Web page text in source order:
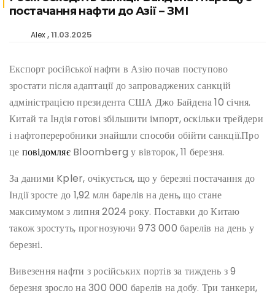
постачання нафти до Азії – ЗМІ
Alex 11.03.2025
Експорт російської нафти в Азію почав поступово
зростати після адаптації до запроваджених санкцій
адміністрацією президента США Джо Байдена 10 січня.
Китай та Індія готові збільшити імпорт, оскільки трейдери
і нафтопереробники знайшли способи обійти санкції.Про
це повідомляєBloomberg у вівторок, 11 березня.
За даними Kpler, очікується, що у березні постачання до
Індії зросте до 1,92 млн барелів на день, що стане
максимумом з липня 2024 року. Поставки до Китаю
також зростуть, прогнозуючи 973 000 барелів на день у
березні.
Вивезення нафти з російських портів за тиждень з 9
березня зросло на 300 000 барелів на добу. Три танкери,